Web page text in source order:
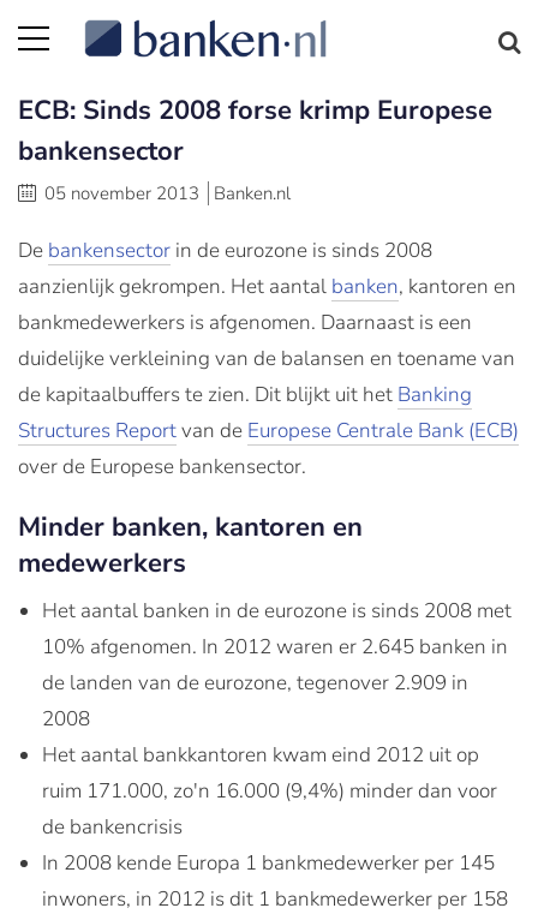
ECB: Sinds 2008 forse krimp Europese
bankensector
05 november 2013 Banken.nl
De bankensector in de eurozone is sinds 2008
aanzienlijk gekrompen. Het aantal banken, kantoren en
bankmedewerkers is afgenomen. Daarnaast is een
duidelijke verkleining van de balansen en toename van
de kapitaalbuffers te zien. Dit blijkt uit het Banking
Structures Reportvan de Europese Centrale Bank (ECB)
over de Europese bankensector.
Minder banken, kantoren en
medewerkers
Het aantal banken in de eurozone is sinds 2008 met
10% afgenomen. In 2012 waren er 2.645 banken in
de landen van de eurozone, tegenover 2.909 in
2008
Het aantal bankkantoren kwam eind 2012 uit op
ruim 171.000, zo'n 16.000 (9,4%) minder dan voor
de bankencrisis
In 2008 kende Europa 1 bankmedewerker per 145
inwoners, in 2012 is dit 1 bankmedewerker per 158